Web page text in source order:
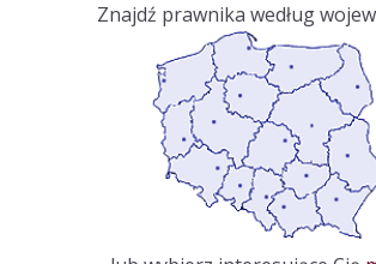
Znajdź prawnika według